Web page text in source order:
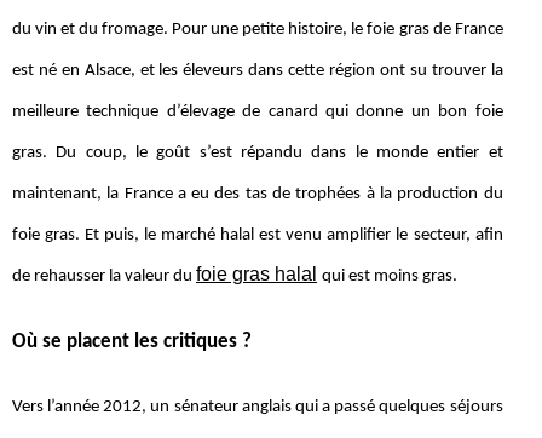
du vin et du fromage. Pour une petite histoire, le foie gras de France
est né en Alsace, et les éleveurs dans cette région ont su trouver la
meilleure technique d’élevage de canard qui donne un bon foie
gras. Du coup, le goût s’est répandu dans le monde entier et
maintenant, la France a eu des tas de trophées à la production du
foie gras. Et puis, le marché halal est venu amplifier le secteur, afin
de rehausser la valeur du foie gras halal qui est moins gras.
Où se placent les critiques ?
Vers l’année 2012, un sénateur anglais qui a passé quelques séjours